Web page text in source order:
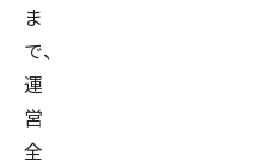
ま
で、
運
営
全